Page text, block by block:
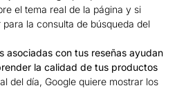
el tema real de la página y si
la consulta de búsqueda del
asociadas con tus reseñas ayudan
la calidad de tus productos
del día, Google quiere mostrar los